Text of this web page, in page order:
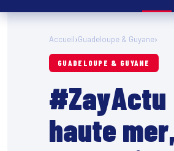
Accueil›Guadeloupe & Guyane›
GUADELOUPE & GUYANE
#ZayActu
haute